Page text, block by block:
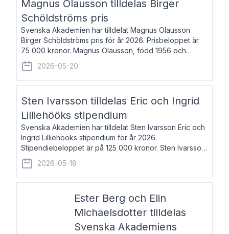
Magnus Olausson tilldelas Birger
Schöldströms pris
Svenska Akademien har tilldelat Magnus Olausson
Birger Schöldströms pris för år 2026. Prisbeloppet är
75 000 kronor. Magnus Olausson, född 1956 och
bosatt i Stockholm, är konstvetare, museiman och
hovman. Han disputerade 1993 vid Uppsala un
2026-05-20
Sten Ivarsson tilldelas Eric och Ingrid
Lilliehööks stipendium
Svenska Akademien har tilldelat Sten Ivarsson Eric och
Ingrid Lilliehööks stipendium för år 2026.
Stipendiebeloppet är på 125 000 kronor. Sten Ivarsson,
född 1979, är mediateksamordnare vid
Söderslättsgymnasiet i Trelleborg. Här har han på
2026-05-18
Ester Berg och Elin
Michaelsdotter tilldelas
Svenska Akademiens